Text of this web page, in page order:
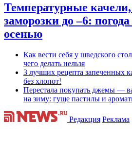
Температурные
заморозки до –6:
осенью
Как вести себя у шведского
чего делать нельзя
3 лучших рецепта запеченных
без хлопот!
Перестала покупать джемы —
на зиму: гуще пастилы и
Редакция Реклама